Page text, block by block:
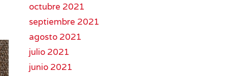
octubre 2021
septiembre 2021
agosto 2021
julio 2021
junio 2021